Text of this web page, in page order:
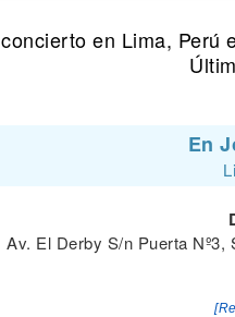
en Lima,
En
Av. El Derby S/n Puerta Nº3,